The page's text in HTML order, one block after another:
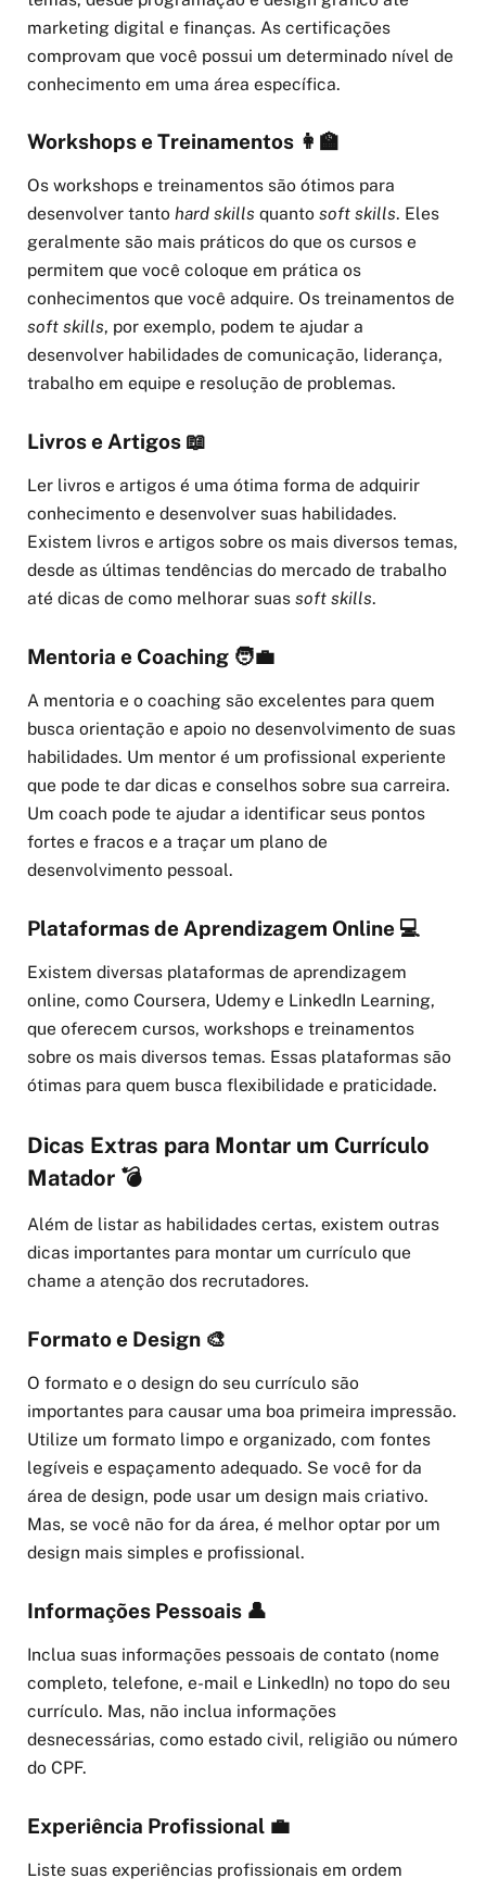
marketing digital e finanças. As certificações
comprovam que você possui um determinado nível de
conhecimento em uma área específica.
Workshops e Treinamentos 👩‍🏫
Os workshops e treinamentos são ótimos para
desenvolver tanto hard skills quanto soft skills. Eles
geralmente são mais práticos do que os cursos e
permitem que você coloque em prática os
conhecimentos que você adquire. Os treinamentos de
soft skills, por exemplo, podem te ajudar a
desenvolver habilidades de comunicação, liderança,
trabalho em equipe e resolução de problemas.
Livros e Artigos 📖
Ler livros e artigos é uma ótima forma de adquirir
conhecimento e desenvolver suas habilidades.
Existem livros e artigos sobre os mais diversos temas,
desde as últimas tendências do mercado de trabalho
até dicas de como melhorar suas soft skills.
Mentoria e Coaching 🧑‍💼
A mentoria e o coaching são excelentes para quem
busca orientação e apoio no desenvolvimento de suas
habilidades. Um mentor é um profissional experiente
que pode te dar dicas e conselhos sobre sua carreira.
Um coach pode te ajudar a identificar seus pontos
fortes e fracos e a traçar um plano de
desenvolvimento pessoal.
Plataformas de Aprendizagem Online 💻
Existem diversas plataformas de aprendizagem
online, como Coursera, Udemy e LinkedIn Learning,
que oferecem cursos, workshops e treinamentos
sobre os mais diversos temas. Essas plataformas são
ótimas para quem busca flexibilidade e praticidade.
Dicas Extras para Montar um Currículo
Matador 💣
Além de listar as habilidades certas, existem outras
dicas importantes para montar um currículo que
chame a atenção dos recrutadores.
Formato e Design 🎨
O formato e o design do seu currículo são
importantes para causar uma boa primeira impressão.
Utilize um formato limpo e organizado, com fontes
legíveis e espaçamento adequado. Se você for da
área de design, pode usar um design mais criativo.
Mas, se você não for da área, é melhor optar por um
design mais simples e profissional.
Informações Pessoais 👤
Inclua suas informações pessoais de contato (nome
completo, telefone, e-mail e LinkedIn) no topo do seu
currículo. Mas, não inclua informações
desnecessárias, como estado civil, religião ou número
do CPF.
Experiência Profissional 💼
Liste suas experiências profissionais em ordem